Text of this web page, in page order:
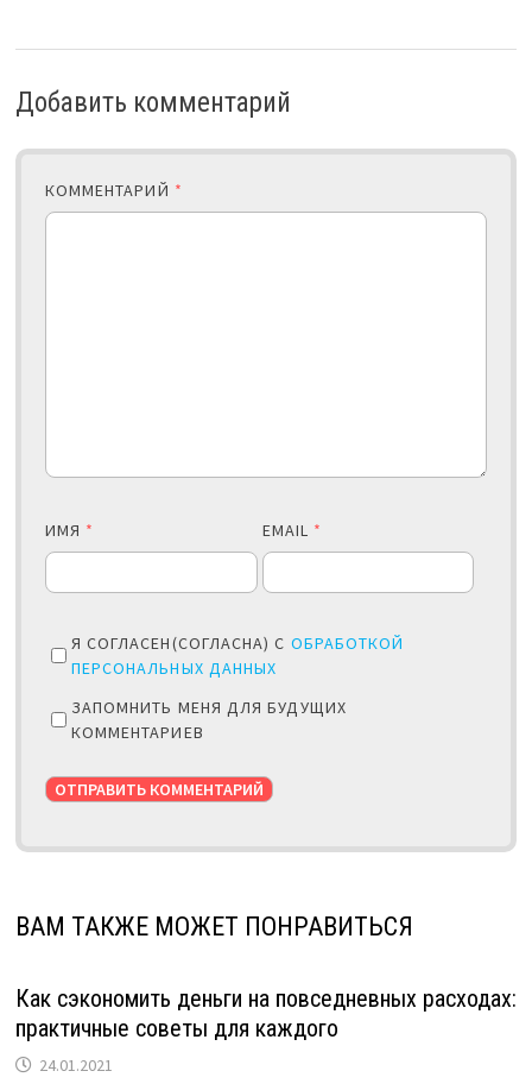
Добавить комментарий
КОММЕНТАРИЙ *
ИМЯ * EMAIL *
Я СОГЛАСЕН(СОГЛАСНА) С ОБРАБОТКОЙ
ПЕРСОНАЛЬНЫХ ДАННЫХ
ЗАПОМНИТЬ МЕНЯ ДЛЯ БУДУЩИХ
КОММЕНТАРИЕВ
ВАМ ТАКЖЕ МОЖЕТ ПОНРАВИТЬСЯ
Как сэкономить деньги на повседневных расходах:
практичные советы для каждого
24.01.2021